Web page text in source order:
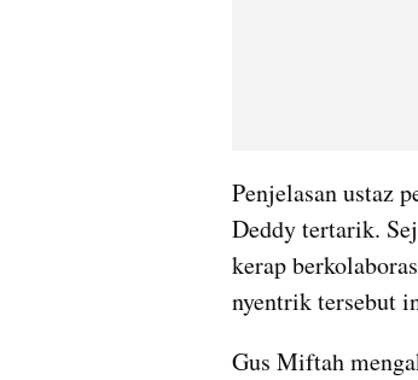
Penjelasan ustaz
Deddy tertarik.
kerap
nyentrik tersebut
Gus Miftah